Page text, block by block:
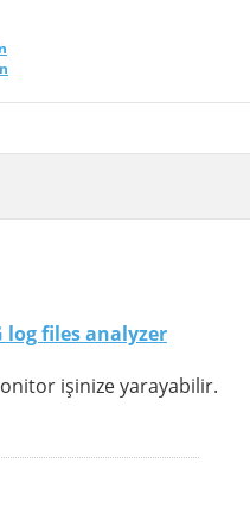
log files analyzer
işinize yarayabilir.